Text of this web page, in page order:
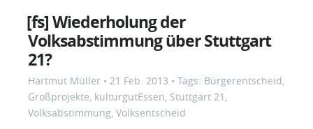
[fs] Wiederholung der
Volksabstimmung über Stuttgart
21?
Hartmut Müller •21 Feb. 2013 • Tags: Bürgerentscheid,
Großprojekte, kulturgutEssen, Stuttgart 21 ,
Volksabstimmung,Volksentscheid